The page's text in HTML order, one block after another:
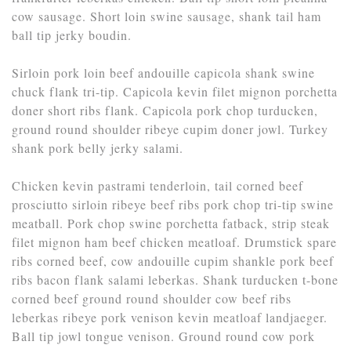
cow sausage. Short loin swine sausage, shank tail ham
ball tip jerky boudin.
Sirloin pork loin beef andouille capicola shank swine
chuck flank tri-tip. Capicola kevin filet mignon porchetta
doner short ribs flank. Capicola pork chop turducken,
ground round shoulder ribeye cupim doner jowl. Turkey
shank pork belly jerky salami.
Chicken kevin pastrami tenderloin, tail corned beef
prosciutto sirloin ribeye beef ribs pork chop tri-tip swine
meatball. Pork chop swine porchetta fatback, strip steak
filet mignon ham beef chicken meatloaf. Drumstick spare
ribs corned beef, cow andouille cupim shankle pork beef
ribs bacon flank salami leberkas. Shank turducken t-bone
corned beef ground round shoulder cow beef ribs
leberkas ribeye pork venison kevin meatloaf landjaeger.
Ball tip jowl tongue venison. Ground round cow pork